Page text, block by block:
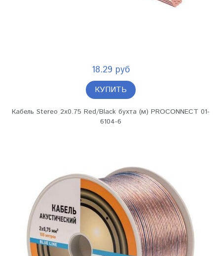
18.29 руб
КУПИТЬ
Кабель Stereo 2х0.75 Red/Black бухта (м) PROCONNECT 01-
6104-6